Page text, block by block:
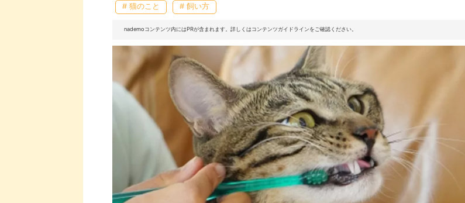
# 猫のこと # 飼い方
nademoコンテンツ内にはPRが含まれます。詳しくはコンテンツガイドラインをご確認ください。